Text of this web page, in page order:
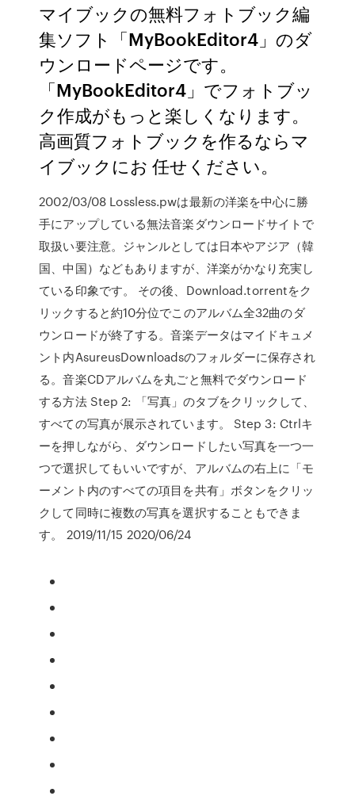
マイブックの無料フォトブック編
集ソフト「MyBookEditor4」のダ
ウンロードページです。
「MyBookEditor4」でフォトブッ
ク作成がもっと楽しくなります。
高画質フォトブックを作るならマ
イブックにお 任せください。
2002/03/08 Lossless.pwは最新の洋楽を中心に勝
手にアップしている無法音楽ダウンロードサイトで
取扱い要注意。ジャンルとしては日本やアジア（韓
国、中国）などもありますが、洋楽がかなり充実し
ている印象です。 その後、Download.torrentをク
リックすると約10分位でこのアルバム全32曲のダ
ウンロードが終了する。音楽データはマイドキュメ
ント内AsureusDownloadsのフォルダーに保存され
る。音楽CDアルバムを丸ごと無料でダウンロード
する方法 Step 2: 「写真」のタブをクリックして、
すべての写真が展示されています。 Step 3: Ctrlキ
ーを押しながら、ダウンロードしたい写真を一つ一
つで選択してもいいですが、アルバムの右上に「モ
ーメント内のすべての項目を共有」ボタンをクリッ
クして同時に複数の写真を選択することもできま
す。 2019/11/15 2020/06/24